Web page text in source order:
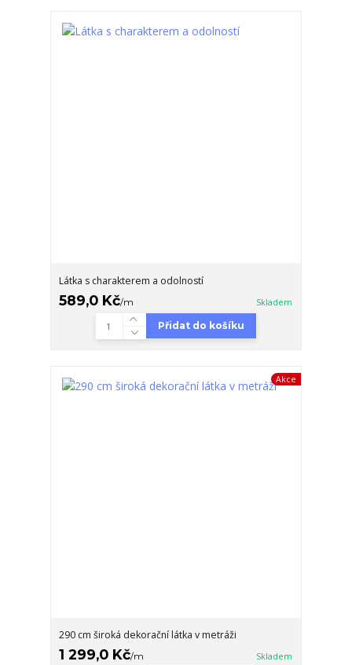
Látka s charakterem a odolností
589,0 Kč/m Skladem
Přidat do košíku
Akce
290 cm široká dekorační látka v metráži
1 299,0 Kč/m Skladem